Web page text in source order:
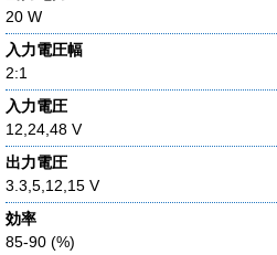
20 W
入力電圧幅
2:1
入力電圧
12,24,48 V
出力電圧
3.3,5,12,15 V
効率
85-90 (%)